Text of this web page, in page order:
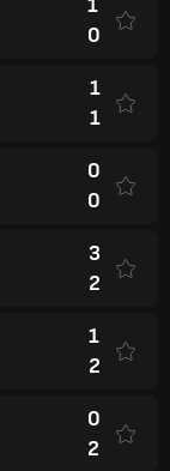
1
0
1
1
0
0
3
2
1
2
0
2